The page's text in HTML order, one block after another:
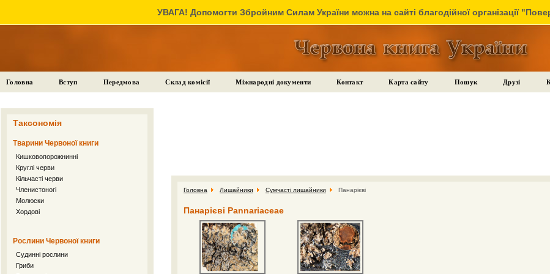
УВАГА! Допомогти Збройним Силам України можна на сайті благодійної організації
Головна Вступ Передмова Склад комісії Міжнародні документи Контакт Карта сайту Пошук Друзі
Таксономія
Тварини Червоної книги
Кишковопорожнинні
Круглі черви
Кільчасті черви
Членистоногі
Молюски
Хордові
Рослини Червоної книги
Судинні рослини
Гриби
Головна Лишайники Сумчасті лишайники Панарієві
Панарієві Pannariaceae